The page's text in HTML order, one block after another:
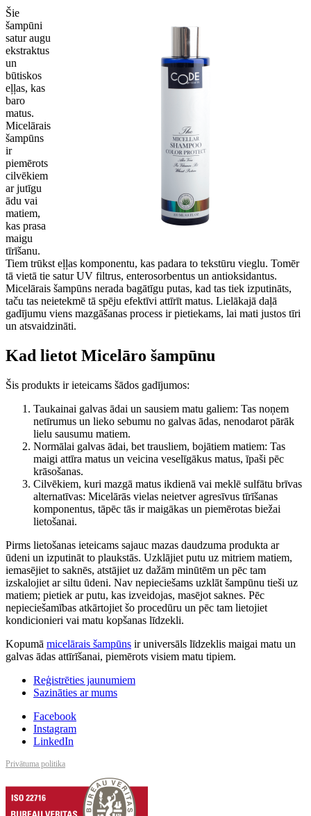
Šie
šampūni
satur augu
ekstraktus
un
būtiskos
eļļas, kas
baro
matus.
Micelārais
šampūns
ir
piemērots
cilvēkiem
ar jutīgu
ādu vai
matiem,
kas prasa
maigu
tīrīšanu.
Tiem trūkst eļļas komponentu, kas padara to tekstūru vieglu. Tomēr
tā vietā tie satur UV filtrus, enterosorbentus un antioksidantus.
Micelārais šampūns nerada bagātīgu putas, kad tas tiek izputināts,
taču tas neietekmē tā spēju efektīvi attīrīt matus. Lielākajā daļā
gadījumu viens mazgāšanas process ir pietiekams, lai mati justos tīri
un atsvaidzināti.
Kad lietot Micelāro šampūnu
Šis produkts ir ieteicams šādos gadījumos:
Taukainai galvas ādai un sausiem matu galiem: Tas noņem
netīrumus un lieko sebumu no galvas ādas, nenodarot pārāk
lielu sausumu matiem.
Normālai galvas ādai, bet trausliem, bojātiem matiem: Tas
maigi attīra matus un veicina veselīgākus matus, īpaši pēc
krāsošanas.
Cilvēkiem, kuri mazgā matus ikdienā vai meklē sulfātu brīvas
alternatīvas: Micelārās vielas neietver agresīvus tīrīšanas
komponentus, tāpēc tās ir maigākas un piemērotas biežai
lietošanai.
Pirms lietošanas ieteicams sajauc mazas daudzuma produkta ar
ūdeni un izputināt to plaukstās. Uzklājiet putu uz mitriem matiem,
iemasējiet to saknēs, atstājiet uz dažām minūtēm un pēc tam
izskalojiet ar siltu ūdeni. Nav nepieciešams uzklāt šampūnu tieši uz
matiem; pietiek ar putu, kas izveidojas, masējot saknes. Pēc
nepieciešamības atkārtojiet šo procedūru un pēc tam lietojiet
kondicionieri vai matu kopšanas līdzekli.
Kopumā micelārais šampūns ir universāls līdzeklis maigai matu un
galvas ādas attīrīšanai, piemērots visiem matu tipiem.
Reģistrēties jaunumiem
Sazināties ar mums
Facebook
Instagram
LinkedIn
Privātuma politika